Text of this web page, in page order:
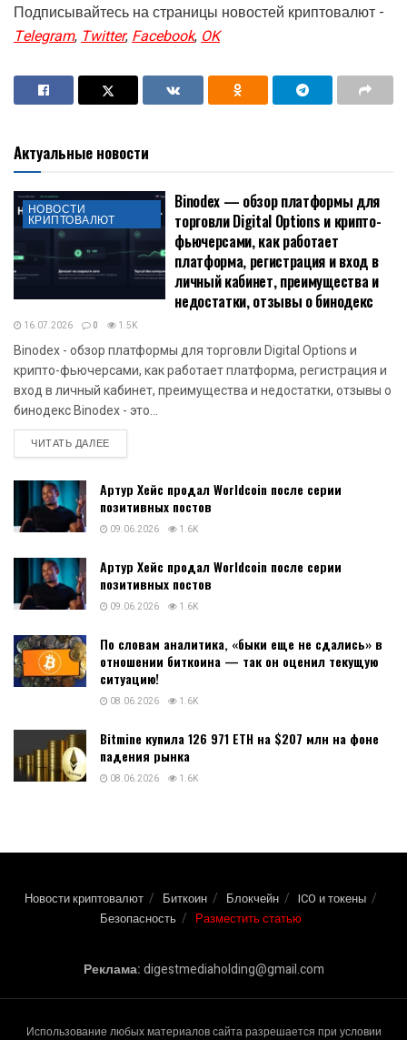
Подписывайтесь на страницы новостей криптовалют -
Telegram,Twitter,Facebook,OK
Актуальные новости
НОВОСТИ
КРИПТОВАЛЮТ
Binodex — обзор платформы для
торговли Digital Options и крипто-
фьючерсами, как работает
платформа, регистрация и вход в
личный кабинет, преимущества и
недостатки, отзывы о бинодекс
16.07.2026 0 1.5K
Binodex - обзор платформы для торговли Digital Options и
крипто-фьючерсами, как работает платформа, регистрация и
вход в личный кабинет, преимущества и недостатки, отзывы о
бинодекс Binodex - это...
ЧИТАТЬ ДАЛЕЕDETAILS
Артур Хейс продал Worldcoin после серии
позитивных постов
09.06.2026 1.6K
Артур Хейс продал Worldcoin после серии
позитивных постов
09.06.2026 1.6K
По словам аналитика, «быки еще не сдались» в
отношении биткоина — так он оценил текущую
ситуацию!
08.06.2026 1.6K
Bitmine купила 126 971 ETH на $207 млн на фоне
падения рынка
08.06.2026 1.6K
Новости криптовалют Биткоин Блокчейн
ICO и токены
Безопасность
Разместить статью
Реклама:digestmediaholding@gmail.com
Использование любых материалов сайта разрешается при условии